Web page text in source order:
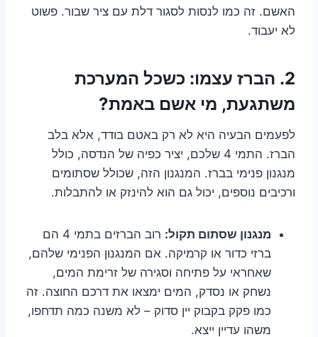
האשם. זה כמו לנסות לסגור דלת עם ציר שבור. פשוט
לא יעבוד.
2. הברז עצמו: כשכל המערכת
משתגעת, מי אשם באמת?
לפעמים הבעיה היא לא רק באטם בודד, אלא בלב
הברז. התמי 4 שלכם, יציר כפיה של הנדסה, כולל
מנגנון פנימי בברז. המנגנון הזה, שכולל שסתומים
ורכיבים נוספים, יכול גם הוא להינזק או להתבלות.
מנגנון שסתום תקול:
רוב הברזים בתמי 4 הם
ברזי כדור או קרמיקה. אם המנגנון הפנימי שלהם,
שאחראי על פתיחה וסגירה של זרימת המים,
נשחק או נסדק, המים ימצאו את דרכם החוצה. זה
כמו פקק בקבוק יין סדוק – לא משנה כמה תדחפו,
משהו עדיין ייצא.